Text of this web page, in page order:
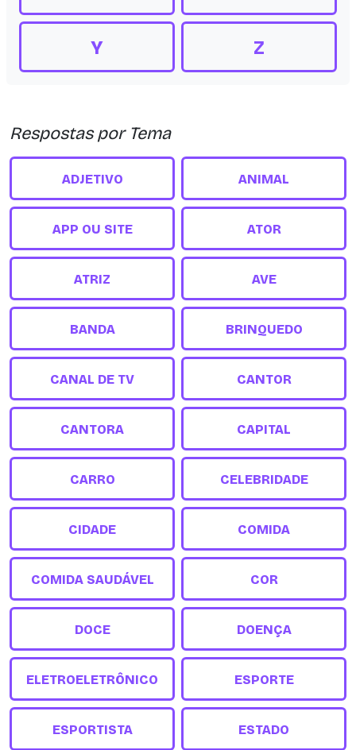
Y Z
Respostas por Tema
ADJETIVO ANIMAL
APP OU SITE ATOR
ATRIZ AVE
BANDA BRINQUEDO
CANAL DE TV CANTOR
CANTORA CAPITAL
CARRO CELEBRIDADE
CIDADE COMIDA
COMIDA SAUDÁVEL COR
DOCE DOENÇA
ELETROELETRÔNICO ESPORTE
ESPORTISTA ESTADO